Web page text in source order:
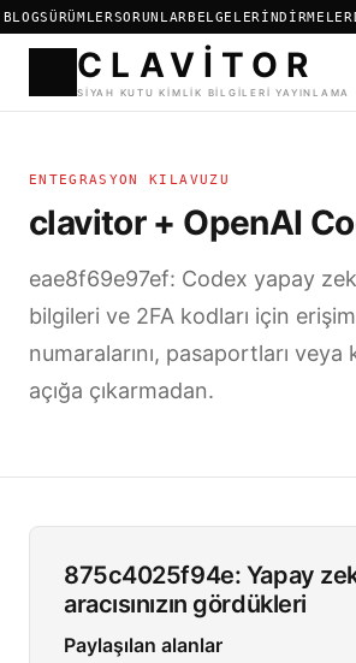
BLOGSÜRÜMLERSORUNLARBELGELER İNDIRMELER
SIYAH KUTU
ENTEGRASYON KILAVUZU
clavitor + OpenAI
eae8f69e97ef: Codex yapay
bilgileri ve 2FA kodları için
numaralarını, pasaportları veya
açığa çıkarmadan.
875c4025f94e: Yapay
aracısınızın gördükleri
Paylaşılan alanlar